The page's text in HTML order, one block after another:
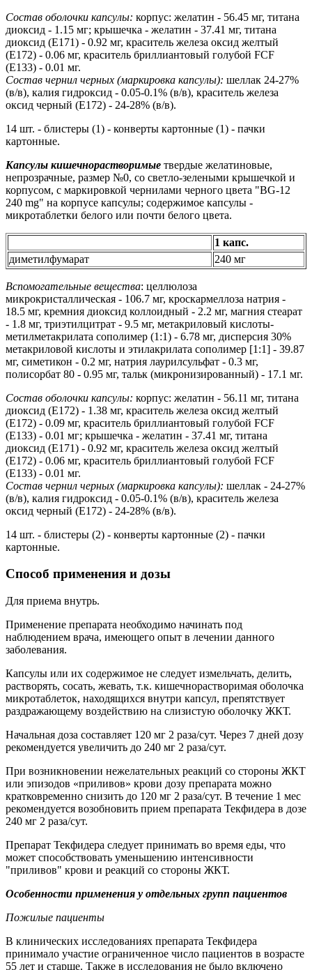
Состав оболочки капсулы: корпус: желатин - 56.45 мг, титана
диоксид - 1.15 мг; крышечка - желатин - 37.41 мг, титана
диоксид (Е171) - 0.92 мг, краситель железа оксид желтый
(Е172) - 0.06 мг, краситель бриллиантовый голубой FCF
(Е133) - 0.01 мг.
Состав чернил черных (маркировка капсулы): шеллак 24-27%
(в/в), калия гидроксид - 0.05-0.1% (в/в), краситель железа
оксид черный (Е172) - 24-28% (в/в).
14 шт. - блистеры (1) - конверты картонные (1) - пачки
картонные.
Капсулы кишечнорастворимые твердые желатиновые,
непрозрачные, размер №0, со светло-зелеными крышечкой и
корпусом, с маркировкой чернилами черного цвета "BG-12
240 mg" на корпусе капсулы; содержимое капсулы -
микротаблетки белого или почти белого цвета.
1 капс.
диметилфумарат
240 мг
Вспомогательные вещества: целлюлоза
микрокристаллическая - 106.7 мг, кроскармеллоза натрия -
18.5 мг, кремния диоксид коллоидный - 2.2 мг, магния стеарат
- 1.8 мг, триэтилцитрат - 9.5 мг, метакриловый кислоты-
метилметакрилата сополимер (1:1) - 6.78 мг, дисперсия 30%
метакриловой кислоты и этилакрилата сополимер [1:1] - 39.87
мг, симетикон - 0.2 мг, натрия лаурилсульфат - 0.3 мг,
полисорбат 80 - 0.95 мг, тальк (микронизированный) - 17.1 мг.
Состав оболочки капсулы: корпус: желатин - 56.11 мг, титана
диоксид (Е172) - 1.38 мг, краситель железа оксид желтый
(Е172) - 0.09 мг, краситель бриллиантовый голубой FCF
(Е133) - 0.01 мг; крышечка - желатин - 37.41 мг, титана
диоксид (Е171) - 0.92 мг, краситель железа оксид желтый
(Е172) - 0.06 мг, краситель бриллиантовый голубой FCF
(Е133) - 0.01 мг.
Состав чернил черных (маркировка капсулы): шеллак - 24-27%
(в/в), калия гидроксид - 0.05-0.1% (в/в), краситель железа
оксид черный (Е172) - 24-28% (в/в).
14 шт. - блистеры (2) - конверты картонные (2) - пачки
картонные.
Способ применения и дозы
Для приема внутрь.
Применение препарата необходимо начинать под
наблюдением врача, имеющего опыт в лечении данного
заболевания.
Капсулы или их содержимое не следует измельчать, делить,
растворять, сосать, жевать, т.к. кишечнорастворимая оболочка
микротаблеток, находящихся внутри капсул, препятствует
раздражающему воздействию на слизистую оболочку ЖКТ.
Начальная доза составляет 120 мг 2 раза/сут. Через 7 дней дозу
рекомендуется увеличить до 240 мг 2 раза/сут.
При возникновении нежелательных реакций со стороны ЖКТ
или эпизодов «приливов» крови дозу препарата можно
кратковременно снизить до 120 мг 2 раза/сут. В течение 1 мес
рекомендуется возобновить прием препарата Текфидера в дозе
240 мг 2 раза/сут.
Препарат Текфидера следует принимать во время еды, что
может способствовать уменьшению интенсивности
"приливов" крови и реакций со стороны ЖКТ.
Особенности применения у отдельных групп пациентов
Пожилые пациенты
В клинических исследованиях препарата Текфидера
принимало участие ограниченное число пациентов в возрасте
55 лет и старше. Также в исследования не было включено